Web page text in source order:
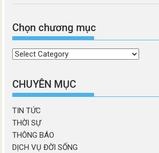
Chọn chương mục
Chọn
mục
CHUYÊN MỤC
TIN TỨC
THỜI SỰ
THÔNG BÁO
DỊCH VỤ ĐỜI SỐNG